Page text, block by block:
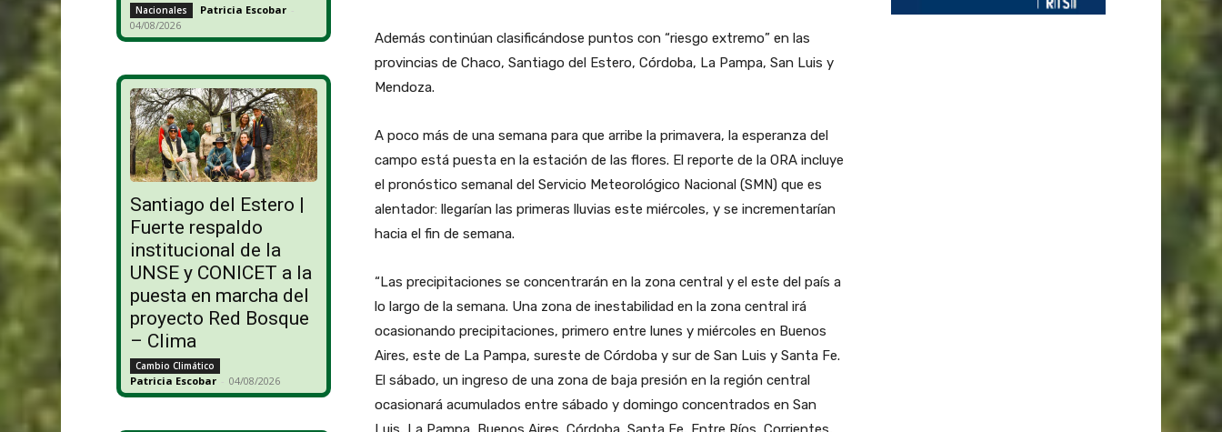
Nacionales Patricia Escobar -
04/08/2026
Santiago del Estero |
Fuerte respaldo
institucional de la
UNSE y CONICET a la
puesta en marcha del
proyecto Red Bosque
– Clima
Cambio Climático
Patricia Escobar - 04/08/2026
Además continúan clasificándose puntos con “riesgo extremo” en las
provincias de Chaco, Santiago del Estero, Córdoba, La Pampa, San Luis y
Mendoza.
A poco más de una semana para que arribe la primavera, la esperanza del
campo está puesta en la estación de las flores. El reporte de la ORA incluye
el pronóstico semanal del Servicio Meteorológico Nacional (SMN) que es
alentador: llegarían las primeras lluvias este miércoles, y se incrementarían
hacia el fin de semana.
“Las precipitaciones se concentrarán en la zona central y el este del país a
lo largo de la semana. Una zona de inestabilidad en la zona central irá
ocasionando precipitaciones, primero entre lunes y miércoles en Buenos
Aires, este de La Pampa, sureste de Córdoba y sur de San Luis y Santa Fe.
El sábado, un ingreso de una zona de baja presión en la región central
ocasionará acumulados entre sábado y domingo concentrados en San